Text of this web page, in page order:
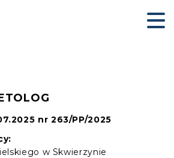
nr 263/PP/2025
w Skwierzynie